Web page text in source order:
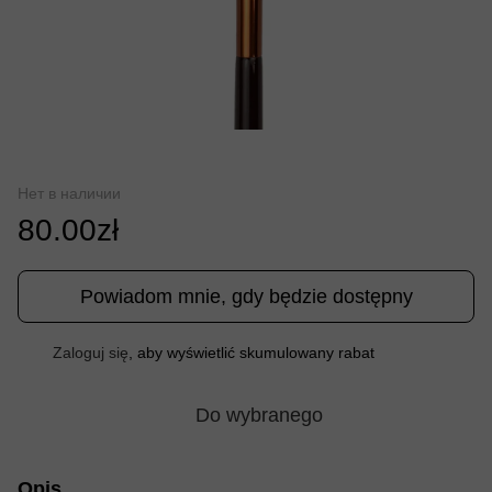
Нет в наличии
80.00zł
Powiadom mnie, gdy będzie dostępny
Zaloguj się , aby wyświetlić skumulowany rabat
Do wybranego